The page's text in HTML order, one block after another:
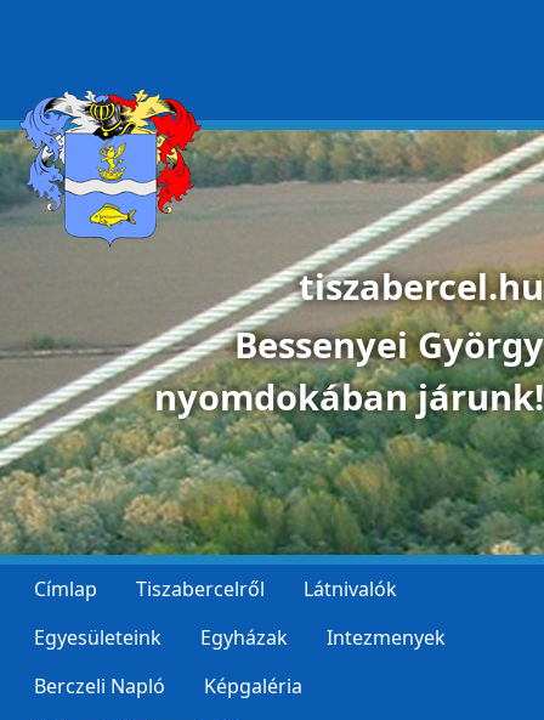
tiszabercel.hu
Bessenyei György
nyomdokában járunk!
Címlap Tiszabercelről
Látnivalók
Egyesületeink
Egyházak
Intezmenyek
Berczeli Napló
Képgaléria